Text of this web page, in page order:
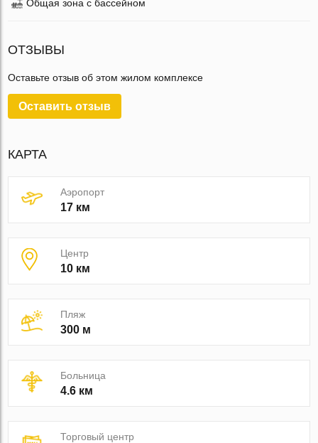
Общая зона с бассейном
ОТЗЫВЫ
Оставьте отзыв об этом жилом комплексе
Оставить отзыв
КАРТА
Аэропорт
17 км
Центр
10 км
Пляж
300 м
Больница
4.6 км
Торговый центр